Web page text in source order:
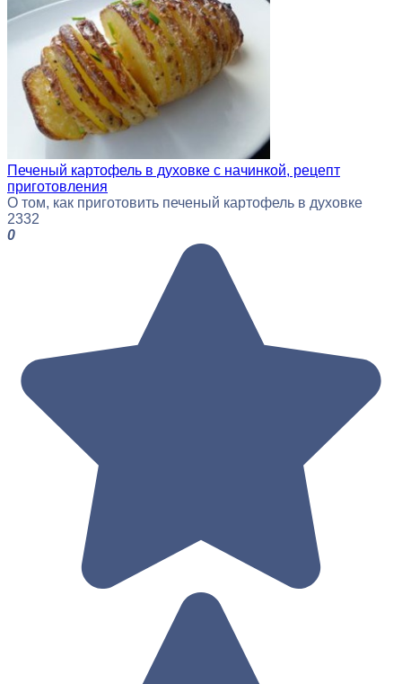
Печеный картофель в духовке с начинкой, рецепт
приготовления
О том, как приготовить печеный картофель в духовке
2332
0